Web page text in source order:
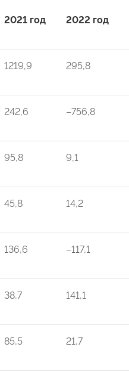
2021 год 2022 год
1219,9 295,8
242,6 –756,8
95,8 9,1
45,8 14,2
136,6 –117,1
38,7 141,1
85,5 21,7